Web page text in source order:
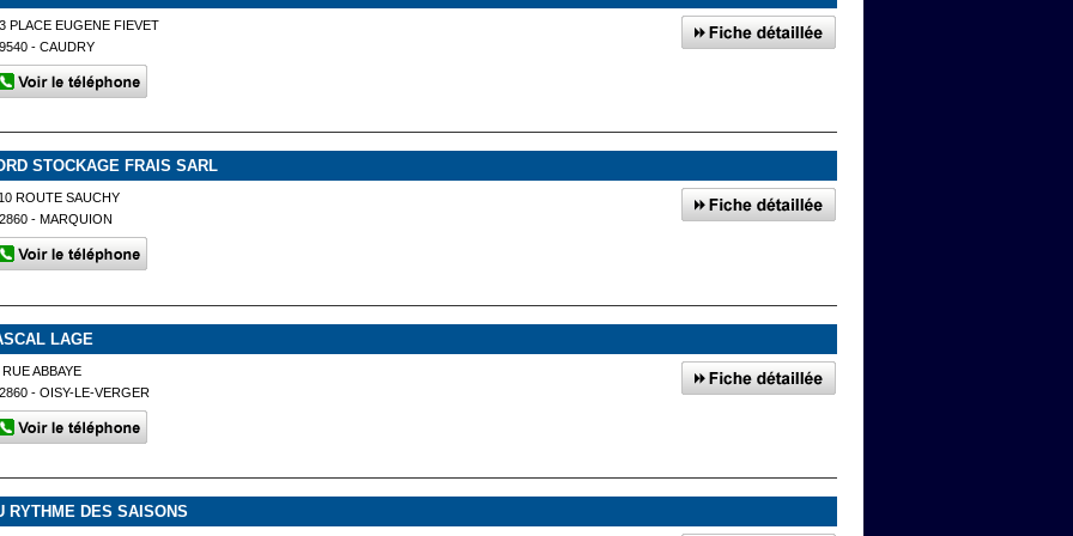
PLACE EUGENE FIEVET
- CAUDRY
STOCKAGE FRAIS SARL
ROUTE SAUCHY
- MARQUION
LAGE
RUE ABBAYE
- OISY-LE-VERGER
RYTHME DES SAISONS